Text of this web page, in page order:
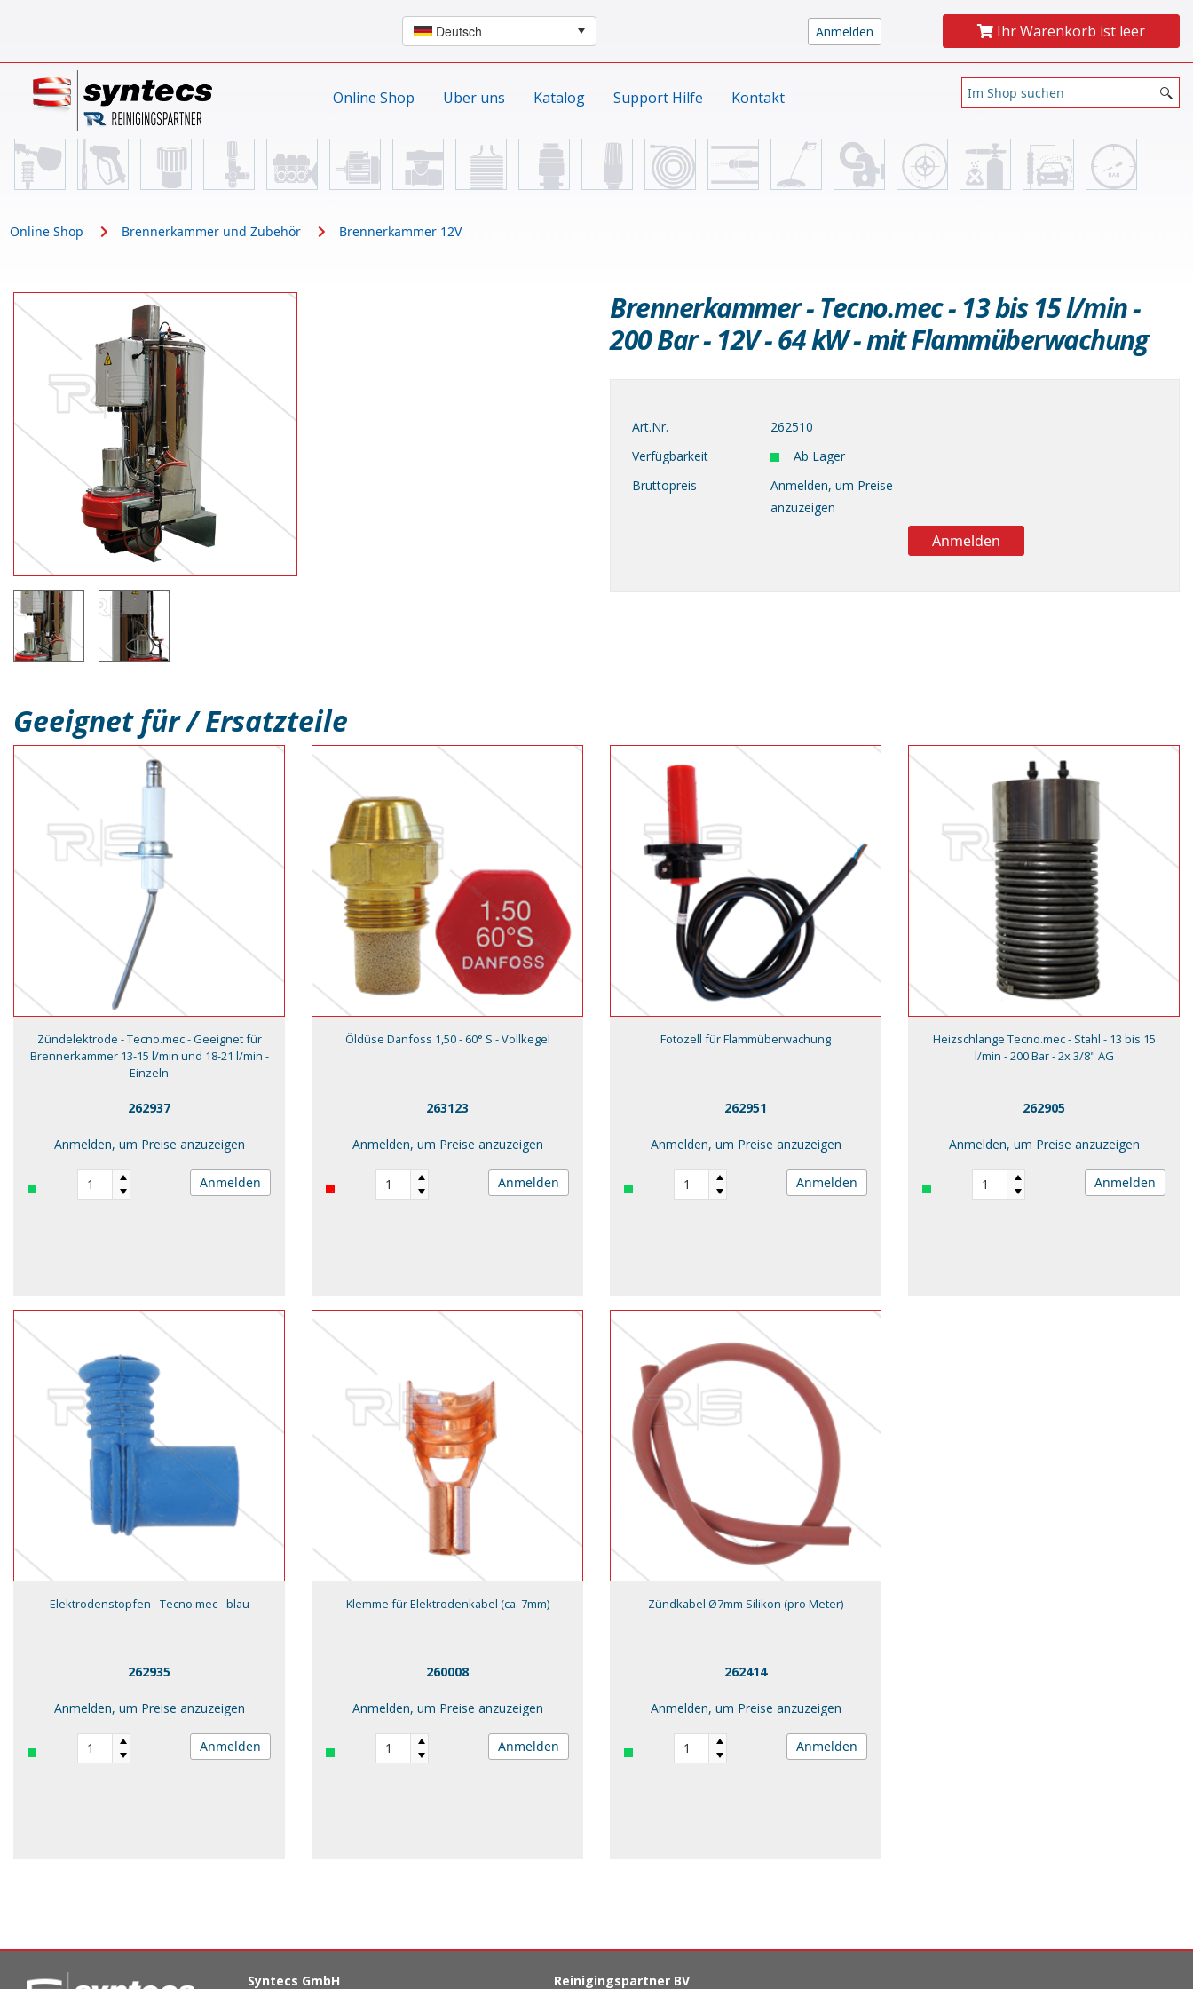
Ihr Warenkorb ist leer
Online Shop Uber uns Katalog Support Hilfe Kontakt
Online Shop Brennerkammer und Zubehör Brennerkammer 12V
Brennerkammer - Tecno.mec - 13 bis 15 l/min -
200 Bar - 12V - 64 kW - mit Flammüberwachung
Art.Nr.
262510
Verfügbarkeit
Ab Lager
Bruttopreis
Anmelden, um Preise
anzuzeigen
Anmelden
Geeignet für / Ersatzteile
Zündelektrode - Tecno.mec - Geeignet für
Brennerkammer 13-15 l/min und 18-21 l/min -
Einzeln
262937
Anmelden, um Preise anzuzeigen
Anmelden
Öldüse Danfoss 1,50 - 60° S - Vollkegel
263123
Anmelden, um Preise anzuzeigen
Anmelden
Fotozell für Flammüberwachung
262951
Anmelden, um Preise anzuzeigen
Anmelden
Heizschlange Tecno.mec - Stahl - 13 bis 15
l/min - 200 Bar - 2x 3/8" AG
262905
Anmelden, um Preise anzuzeigen
Anmelden
Elektrodenstopfen - Tecno.mec - blau
262935
Anmelden, um Preise anzuzeigen
Anmelden
Klemme für Elektrodenkabel (ca. 7mm)
260008
Anmelden, um Preise anzuzeigen
Anmelden
Zündkabel Ø7mm Silikon (pro Meter)
262414
Anmelden, um Preise anzuzeigen
Anmelden
Syntecs GmbH Reinigingspartner BV